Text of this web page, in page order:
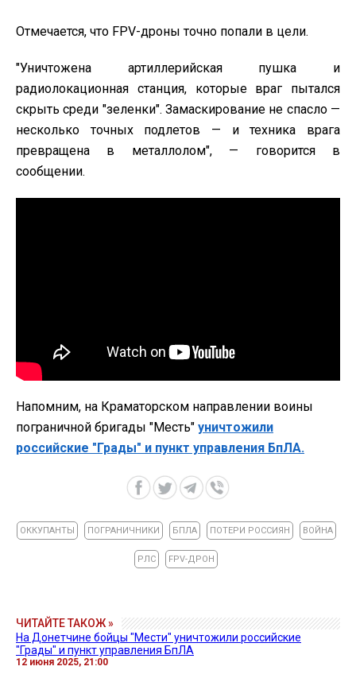
Отмечается, что FPV-дроны точно попали в цели.
"Уничтожена артиллерийская пушка и
радиолокационная станция, которые враг пытался
скрыть среди "зеленки". Замаскирование не спасло —
несколько точных подлетов — и техника врага
превращена в металлолом", — говорится в
сообщении.
Напомним, на Краматорском направлении воины
пограничной бригады "Месть" уничтожили
российские "Грады" и пункт управления БпЛА.
ОККУПАНТЫ ПОГРАНИЧНИКИ БПЛА ПОТЕРИ РОССИЯН ВОЙНА
РЛС FPV-ДРОН
ЧИТАЙТЕ ТАКОЖ »
На Донетчине бойцы "Мести" уничтожили российские
"Грады" и пункт управления БпЛА
12 июня 2025, 21:00